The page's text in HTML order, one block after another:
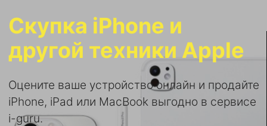
Скупка iPhone и
другой техники Apple
Оцените ваше устройство онлайн и продайте
iPhone, iPad или MacBook выгодно в сервисе
i-guru.